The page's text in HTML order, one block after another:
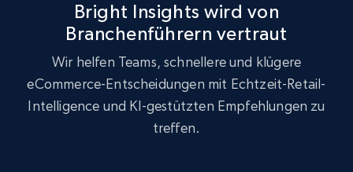
Google Shopping
URL, Product id, Title, Product description,
more.
2.4K+ 200+ Jetzt anfangen
Bright Insights wird von
Branchenführern vertraut
Wir helfen Teams, schnellere und klügere
eCommerce-Entscheidungen mit Echtzeit-Retail-
Intelligence und KI-gestützten Empfehlungen zu
treffen.